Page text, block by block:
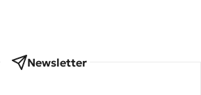
Newsletter